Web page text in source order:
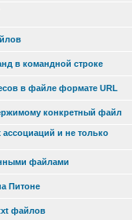
в командной строке
в файле формате URL
конкретный файл
и не только
файлами
Питоне
файлов